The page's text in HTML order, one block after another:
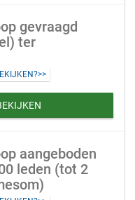
gevraagd
ter
aangeboden
leden (tot 2